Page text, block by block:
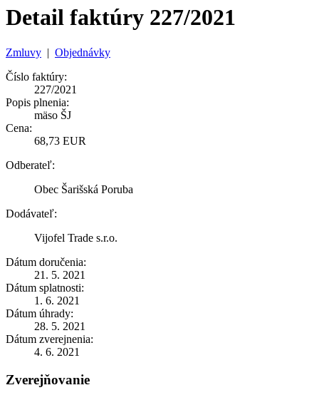
Detail faktúry 227/2021
Zmluvy | Objednávky
Číslo faktúry:
227/2021
Popis plnenia:
mäso ŠJ
Cena:
68,73 EUR
Odberateľ:
Obec Šarišská Poruba
Dodávateľ:
Vijofel Trade s.r.o.
Dátum doručenia:
21. 5. 2021
Dátum splatnosti:
1. 6. 2021
Dátum úhrady:
28. 5. 2021
Dátum zverejnenia:
4. 6. 2021
Zverejňovanie